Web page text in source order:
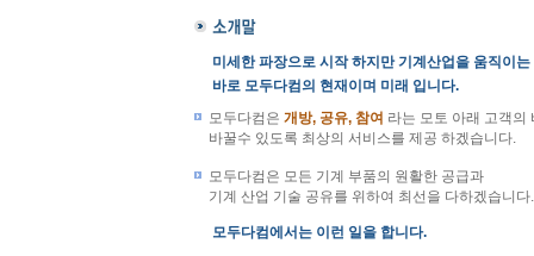
미세한파장으로시작하지만기계산업을움직이
바로모두다컴의현재이며미래입니다.
모두다컴은 개방,공유,참여 라는모토아래고객의
바꿀수있도록최상의서비스를제공하겠습니다.
모두다컴은모든기계부품의원활한공급과
기계산업기술공유를위하여최선을다하겠습니다.
모두다컴에서는이런일을합니다.